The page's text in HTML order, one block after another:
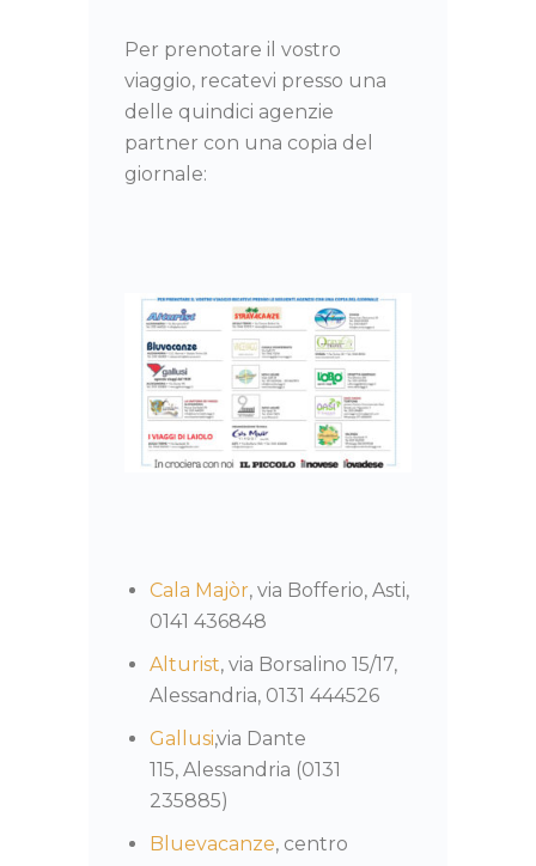
Per prenotare il vostro
viaggio, recatevi presso una
delle quindici agenzie
partner con una copia del
giornale:
Cala Majòr, via Bofferio, Asti,
0141 436848
Alturist, via Borsalino 15/17,
Alessandria, 0131 444526
Gallusi,via Dante
115, Alessandria (0131
235885)
Bluevacanze, centro